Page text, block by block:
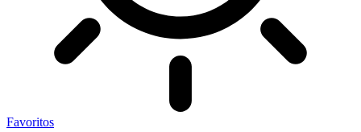
Favoritos